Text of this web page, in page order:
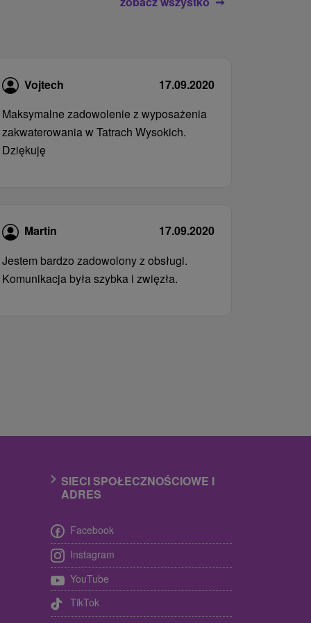
Vojtech
17.09.2020
Maksymalne zadowolenie z wyposażenia
zakwaterowania w Tatrach Wysokich.
Dziękuję
Martin
17.09.2020
Jestem bardzo zadowolony z obsługi.
Komunikacja była szybka i zwięzła.
SIECI SPOŁECZNOŚCIOWE I
ADRES
Facebook
Instagram
YouTube
TikTok